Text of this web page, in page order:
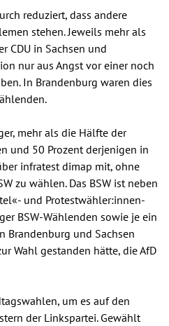
reduziert, dass andere
stehen. Jeweils mehr als
CDU in Sachsen und
nur aus Angst vor einer noch
In Brandenburg waren dies
mehr als die Hälfte der
und 50 Prozent derjenigen in
infratest dimap mit, ohne
zu wählen. Das BSW ist neben
und Protestwähler:innen-
BSW-Wählenden sowie je ein
Brandenburg und Sachsen
Wahl gestanden hätte, die AfD
um es auf den
der Linkspartei. Gewählt